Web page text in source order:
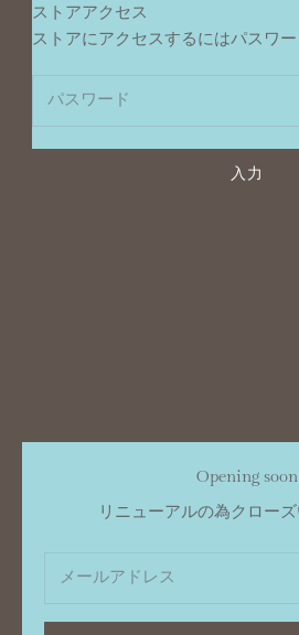
コンテンツへスキップ
ストアアクセス
ストアにアクセスするにはパスワ
入力
Opening soon
リニューアルの為クローズ